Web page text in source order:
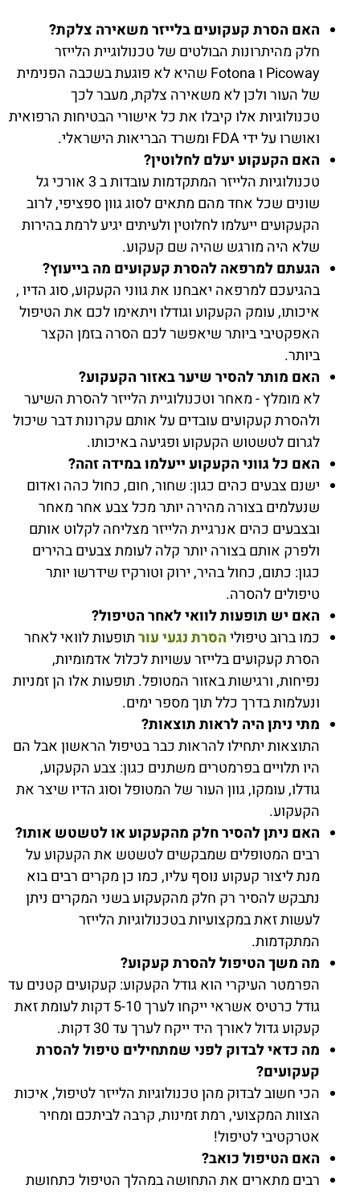
האם הסרת קעקועים בלייזר משאירה צלקת?
חלק מהיתרונות הבולטים של טכנולוגיית הלייזר
Picoway ו Fotona שהיא לא פוגעת בשכבה הפנימית
של העור ולכן לא משאירה צלקת, מעבר לכך
טכנולוגיות אלו קיבלו את כל אישורי הבטיחות הרפואית
ואושרו על ידי FDA ומשרד הבריאות הישראלי.
האם הקעקוע יעלם לחלוטין?
טכנולוגיות הלייזר המתקדמות עובדות ב 3 אורכי גל
שונים שכל אחד מהם מתאים לסוג גוון ספציפי, לרוב
הקעקועים ייעלמו לחלוטין ולעיתים יגיע לרמת בהירות
שלא היה מורגש שהיה שם קעקוע.
הגעתם למרפאה להסרת קעקועים מה בייעוץ?
בהגיעכם למרפאה יאבחנו את גווני הקעקוע, סוג הדיו ,
איכותו, עומק הקעקוע וגודלו ויתאימו לכם את הטיפול
האפקטיבי ביותר שיאפשר לכם הסרה בזמן הקצר
ביותר.
האם מותר להסיר שיער באזור הקעקוע?
לא מומלץ - מאחר וטכנולוגיית הלייזר להסרת השיער
ולהסרת קעקועים עובדים על אותם עקרונות דבר שיכול
לגרום לטשטוש הקעקוע ופגיעה באיכותו.
האם כל גווני הקעקוע ייעלמו במידה זהה?
ישנם צבעים כהים כגון: שחור, חום, כחול כהה ואדום
שנעלמים בצורה מהירה יותר מכל צבע אחר מאחר
ובצבעים כהים אנרגיית הלייזר מצליחה לקלוט אותם
ולפרק אותם בצורה יותר קלה לעומת צבעים בהירים
כגון: כתום, כחול בהיר, ירוק וטורקיז שידרשו יותר
טיפולים להסרה.
האם יש תופעות לוואי לאחר הטיפול?
כמו ברוב טיפוליהסרת נגעי עורתופעות לוואי לאחר
הסרת קעקועים בלייזר עשויות לכלול אדמומיות,
נפיחות, ורגישות באזור המטופל. תופעות אלו הן זמניות
ונעלמות בדרך כלל תוך מספר ימים.
מתי ניתן היה לראות תוצאות?
התוצאות יתחילו להראות כבר בטיפול הראשון אבל הם
היו תלויים בפרמטרים משתנים כגון: צבע הקעקוע,
גודלו, עומקו, גוון העור של המטופל וסוג הדיו שיצר את
הקעקוע.
האם ניתן להסיר חלק מהקעקוע או לטשטש אותו?
רבים המטופלים שמבקשים לטשטש את הקעקוע על
מנת ליצור קעקוע נוסף עליו, כמו כן מקרים רבים בוא
נתבקש להסיר רק חלק מהקעקוע בשני המקרים ניתן
לעשות זאת במקצועיות בטכנולוגיות הלייזר
המתקדמות.
מה משך הטיפול להסרת קעקוע?
הפרמטר העיקרי הוא גודל הקעקוע: קעקועים קטנים עד
גודל כרטיס אשראי ייקחו לערך 5-10 דקות לעומת זאת
קעקוע גדול לאורך היד ייקח לערך עד 30 דקות.
מה כדאי לבדוק לפני שמתחילים טיפול להסרת
קעקועים?
הכי חשוב לבדוק מהן טכנולוגיות הלייזר לטיפול, איכות
הצוות המקצועי, רמת זמינות, קרבה לביתכם ומחיר
אטרקטיבי לטיפול!
האם הטיפול כואב?
רבים מתארים את התחושה במהלך הטיפול כתחושת